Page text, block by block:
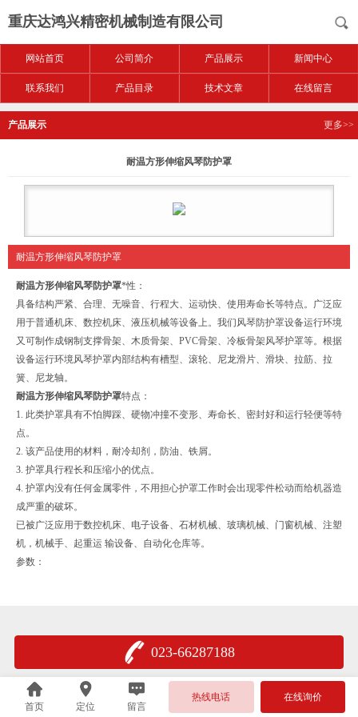
重庆达鸿兴精密机械制造有限公司
网站首页 公司简介 产品展示 新闻中心
联系我们 产品目录 技术文章 在线留言
产品展示 更多>>
耐温方形伸缩风琴防护罩
耐温方形伸缩风琴防护罩
耐温方形伸缩风琴防护罩*性：
具备结构严紧、合理、无噪音、行程大、运动快、使用寿命长等特点。广泛应
用于普通机床、数控机床、液压机械等设备上。我们风琴防护罩设备运行环境
又可制作成钢制支撑骨架、木质骨架、PVC骨架、冷板骨架风琴护罩等。根据
设备运行环境风琴护罩内部结构有槽型、滚轮、尼龙滑片、滑块、拉筋、拉
簧、尼龙轴。
耐温方形伸缩风琴防护罩特点：
1. 此类护罩具有不怕脚踩、硬物冲撞不变形、寿命长、密封好和运行轻便等特
点。
2. 该产品使用的材料，耐冷却剂，防油、铁屑。
3. 护罩具行程长和压缩小的优点。
4. 护罩内没有任何金属零件，不用担心护罩工作时会出现零件松动而给机器造
成严重的破坏。
已被广泛应用于数控机床、电子设备、石材机械、玻璃机械、门窗机械、注塑
机，机械手、起重运 输设备、自动化仓库等。
参数：
023-66287188
首页 定位 留言
热线电话 在线询价